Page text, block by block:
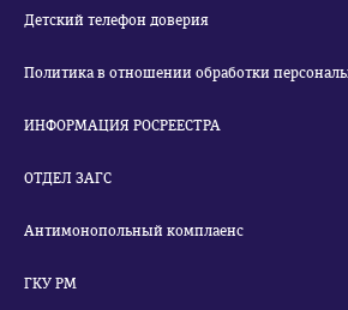
Детский телефон доверия
Политика в отношении обработки
ИНФОРМАЦИЯ РОСРЕЕСТРА
ОТДЕЛ ЗАГС
Антимонопольный комплаенс
ГКУ РМ